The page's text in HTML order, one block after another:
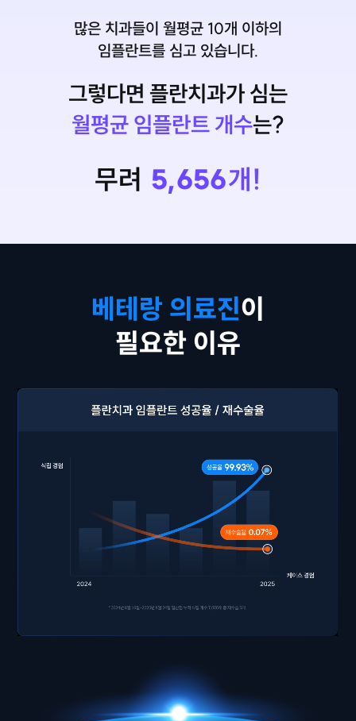
많은 치과들이 월평균 10개 이하의
임플란트를 심고 있습니다.
그렇다면 플란치과가 심는
월평균 임플란트 개수는?
무려 5,656개!
베테랑 의료진이
필요한 이유